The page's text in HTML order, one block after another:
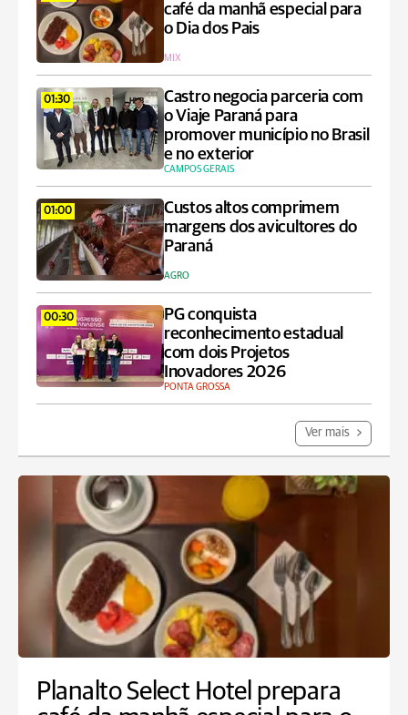
café da manhã especial para
o Dia dos Pais
MIX
01:30
Castro negocia parceria com
o Viaje Paraná para
promover município no Brasil
e no exterior
CAMPOS GERAIS
01:00
Custos altos comprimem
margens dos avicultores do
Paraná
AGRO
00:30
PG conquista
reconhecimento estadual
com dois Projetos
Inovadores 2026
PONTA GROSSA
Ver mais
Planalto Select Hotel prepara